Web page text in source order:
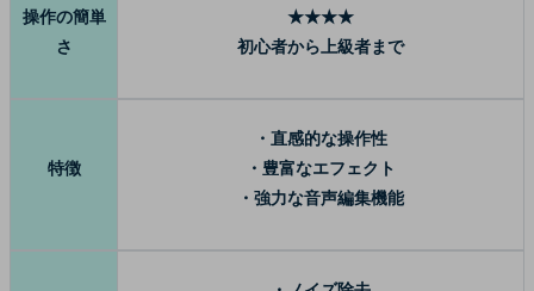
操作の簡単
さ
★★★★
初心者から上級者まで
特徴
・直感的な操作性
・豊富なエフェクト
・強力な音声編集機能